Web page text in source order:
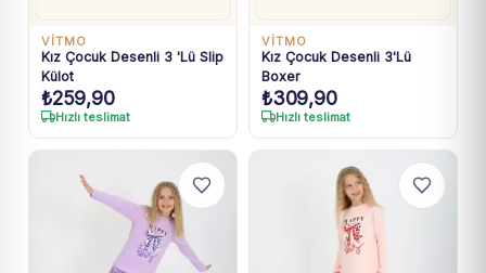
VİTMO
Kız Çocuk Desenli 3 'Lü Slip
Külot
₺259,90
Hızlı teslimat
VİTMO
Kız Çocuk Desenli 3'Lü
Boxer
₺309,90
Hızlı teslimat